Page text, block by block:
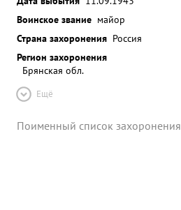
Воинское звание майор
Страна захоронения Россия
Регион захоронения
Брянская обл.
Ещё
Поименный список захоронения